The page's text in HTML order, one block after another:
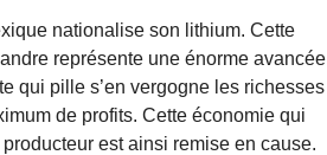
nationalise son lithium. Cette
représente une énorme avancée
qui pille s’en vergogne les richesses
de profits. Cette économie qui
est ainsi remise en cause.